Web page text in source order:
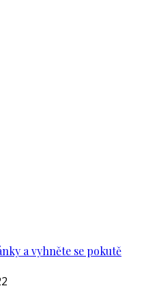
a vyhněte se pokutě